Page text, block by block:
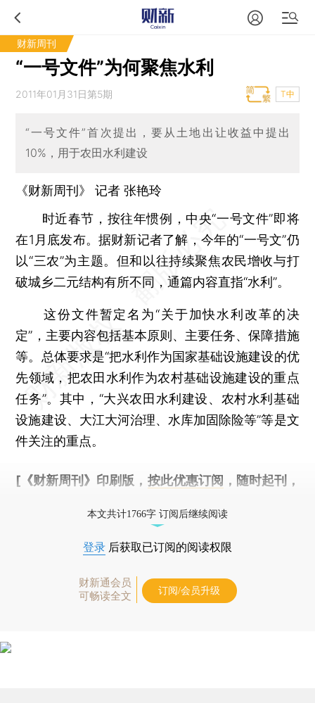
财新周刊
“一号文件”为何聚焦水利
2011年01月31日第5期 T中
“一号文件”首次提出，要从土地出让收益中提出
10%，用于农田水利建设
《财新周刊》 记者 张艳玲
时近春节，按往年惯例，中央“一号文件”即将
在1月底发布。据财新记者了解，今年的“一号文”仍
以“三农”为主题。但和以往持续聚焦农民增收与打
破城乡二元结构有所不同，通篇内容直指“水利”。
这份文件暂定名为“关于加快水利改革的决
定”，主要内容包括基本原则、主要任务、保障措施
等。总体要求是“把水利作为国家基础设施建设的优
先领域，把农田水利作为农村基础设施建设的重点
任务”。其中，“大兴农田水利建设、农村水利基础
设施建设、大江大河治理、水库加固除险等”等是文
件关注的重点。
[《财新周刊》印刷版， 按此优惠订阅 ，随时起刊，
本文共计1766字 订阅后继续阅读
登录 后获取已订阅的阅读权限
财新通会员
可畅读全文
订阅/会员升级